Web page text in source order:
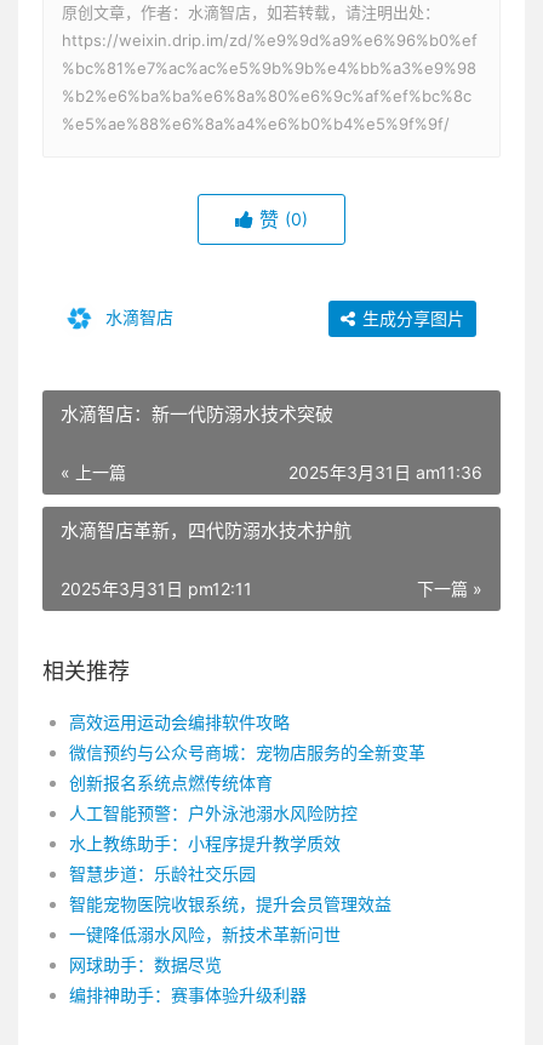
原创文章，作者：水滴智店，如若转载，请注明出处：
https://weixin.drip.im/zd/%e9%9d%a9%e6%96%b0%ef
%bc%81%e7%ac%ac%e5%9b%9b%e4%bb%a3%e9%98
%b2%e6%ba%ba%e6%8a%80%e6%9c%af%ef%bc%8c
%e5%ae%88%e6%8a%a4%e6%b0%b4%e5%9f%9f/
赞 (0)
水滴智店 生成分享图片
水滴智店：新一代防溺水技术突破
« 上一篇 2025年3月31日 am11:36
水滴智店革新，四代防溺水技术护航
下一篇 »
2025年3月31日 pm12:11
相关推荐
高效运用运动会编排软件攻略
微信预约与公众号商城：宠物店服务的全新变革
创新报名系统点燃传统体育
人工智能预警：户外泳池溺水风险防控
水上教练助手：小程序提升教学质效
智慧步道：乐龄社交乐园
智能宠物医院收银系统，提升会员管理效益
一键降低溺水风险，新技术革新问世
网球助手：数据尽览
编排神助手：赛事体验升级利器